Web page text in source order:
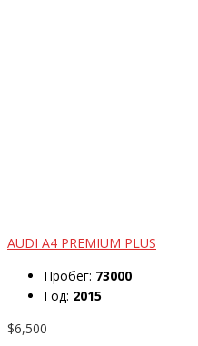
AUDI A4 PREMIUM PLUS
Пробег: 73000
Год: 2015
$6,500